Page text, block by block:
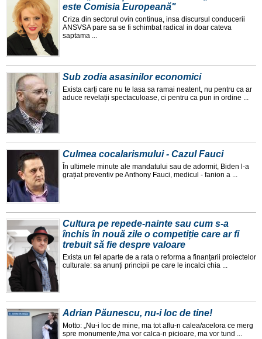
este Comisia Europeană"
Criza din sectorul ovin continua, insa discursul conducerii
ANSVSA pare sa se fi schimbat radical in doar cateva
saptama ...
Sub zodia asasinilor economici
Exista carți care nu te lasa sa ramai neatent, nu pentru ca ar
aduce revelații spectaculoase, ci pentru ca pun in ordine ...
Culmea cocalarismului - Cazul Fauci
În ultimele minute ale mandatului sau de adormit, Biden l-a
grațiat preventiv pe Anthony Fauci, medicul - fanion a ...
Cultura pe repede-nainte sau cum s-a
închis în nouă zile o competiție care ar fi
trebuit să fie despre valoare
Exista un fel aparte de a rata o reforma a finanțarii proiectelor
culturale: sa anunți principii pe care le incalci chia ...
Adrian Păunescu, nu-i loc de tine!
Motto: „Nu-i loc de mine, ma tot aflu-n calea/acelora ce merg
spre monumente,/ma vor calca-n picioare, ma vor tund ...